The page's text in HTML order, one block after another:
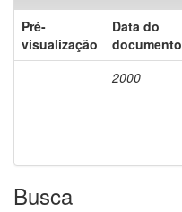
Pré-
visualização
Data do
documento
2000
Busca